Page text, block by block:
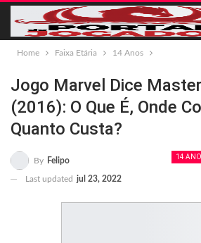
Home Faixa Etária 14 Anos
Jogo Marvel Dice
(2016): O Que É, Onde
Quanto Custa?
14
By Felipo
Last updated jul 23, 2022